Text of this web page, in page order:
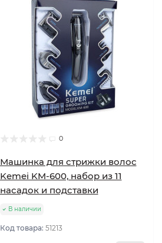
0
Машинка для стрижки волос
Kemei KM-600, набор из 11
насадок и подставки
В наличии
Код товара: 51213